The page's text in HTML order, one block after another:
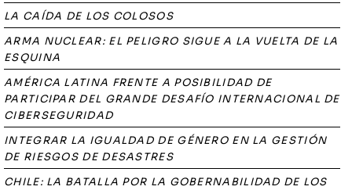
LA CAÍDA DE LOS COLOSOS
ARMA NUCLEAR: EL PELIGRO SIGUE A LA VUELTA DE LA
ESQUINA
AMÉRICA LATINA FRENTE A POSIBILIDAD DE
PARTICIPAR DEL GRANDE DESAFÍO INTERNACIONAL DE
CIBERSEGURIDAD
INTEGRAR LA IGUALDAD DE GÉNERO EN LA GESTIÓN
DE RIESGOS DE DESASTRES
CHILE: LA BATALLA POR LA GOBERNABILIDAD DE LOS